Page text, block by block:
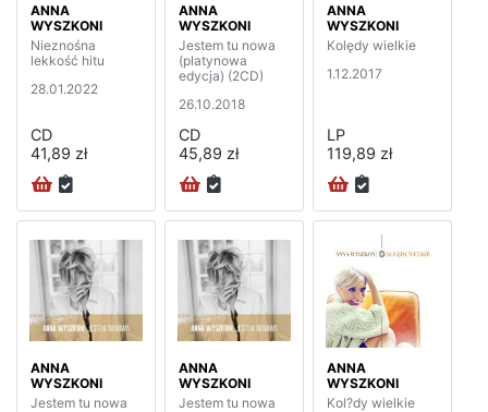
ANNA
WYSZKONI
Nieznośna
lekkość hitu
28.01.2022
CD
41,89 zł
ANNA
WYSZKONI
Jestem tu nowa
(platynowa
edycja) (2CD)
26.10.2018
CD
45,89 zł
ANNA
WYSZKONI
Kolędy wielkie
1.12.2017
LP
119,89 zł
ANNA
WYSZKONI
Jestem tu nowa
ANNA
WYSZKONI
Jestem tu nowa
ANNA
WYSZKONI
Kol?dy wielkie